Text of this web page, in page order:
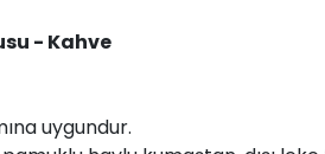
- Kahve
uygundur.